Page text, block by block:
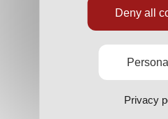
Lire plus de
Deny all
Privacy